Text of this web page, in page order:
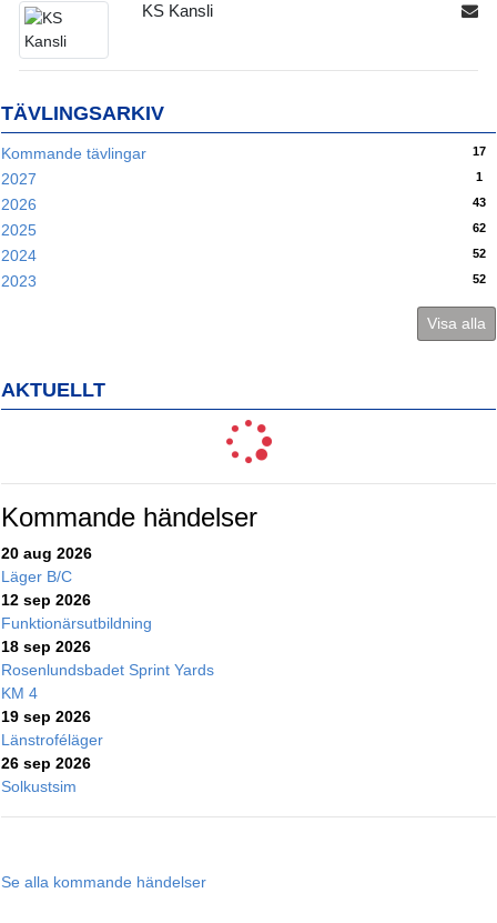
TÄVLINGSARKIV
Kommande tävlingar 17
2027 1
2026 43
2025 62
2024 52
2023 52
Visa alla
AKTUELLT
Kommande händelser
20 aug 2026
Läger B/C
12 sep 2026
Funktionärsutbildning
18 sep 2026
Rosenlundsbadet Sprint Yards
KM 4
19 sep 2026
Länstroféläger
26 sep 2026
Solkustsim
Se alla kommande händelser
KS Kansli